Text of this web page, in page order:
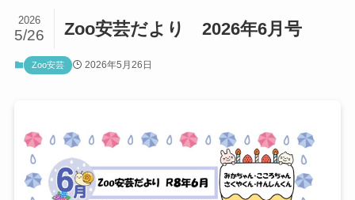
Zoo安芸だより 2026年6月号
2026
5/26
Zoo安芸 2026年5月26日